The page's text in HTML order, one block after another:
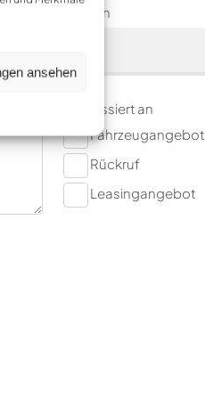
ansehen
Telefon
Interessiert an
Fahrzeugangebot
Rückruf
Leasingangebot